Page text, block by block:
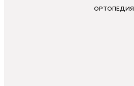
ОРТОПЕДИЯ